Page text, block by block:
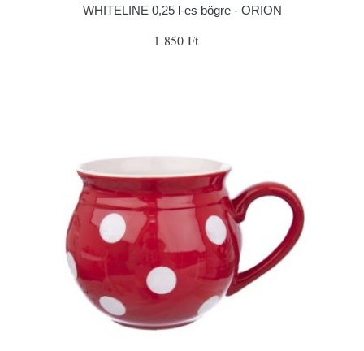
WHITELINE 0,25 l-es bögre - ORION
1 850 Ft